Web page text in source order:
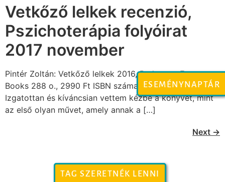
ESEMÉNYNAPTÁR
Vetkőző lelkek recenzió,
Pszichoterápia folyóirat
2017 november
Pintér Zoltán: Vetkőző lelkek 2016, Budapest, Expert
Books 288 o., 2990 Ft ISBN száma: 978-615-5686-11-5
Izgatottan és kíváncsian vettem kézbe a könyvet, mint
az első olyan művet, amely annak a […]
Next →
TAG SZERETNÉK LENNI